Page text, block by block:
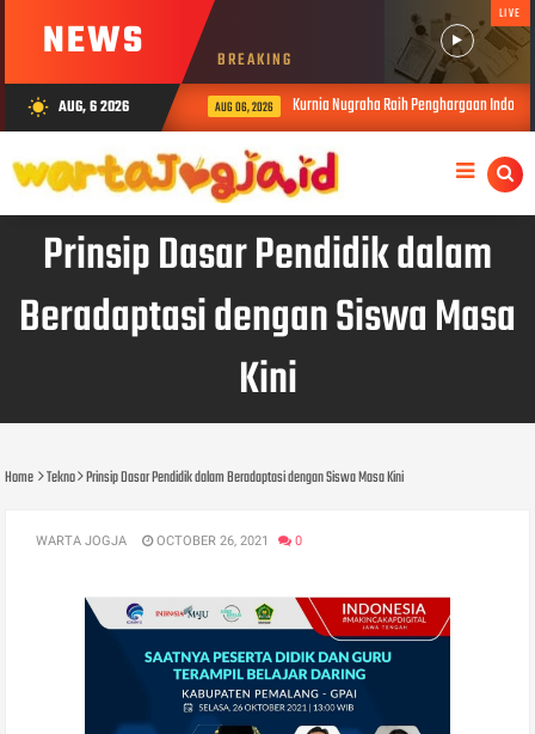
NEWS BREAKING
LIVE
wb_sunny AUG, 6 2026 AUG 06, 2026 Kurnia Nugraha Raih Penghargaan
Prinsip Dasar Pendidik dalam
Beradaptasi dengan Siswa Masa
Kini
Home Tekno Prinsip Dasar Pendidik dalam Beradaptasi dengan Siswa Masa Kini
WARTA JOGJA OCTOBER 26, 2021 0